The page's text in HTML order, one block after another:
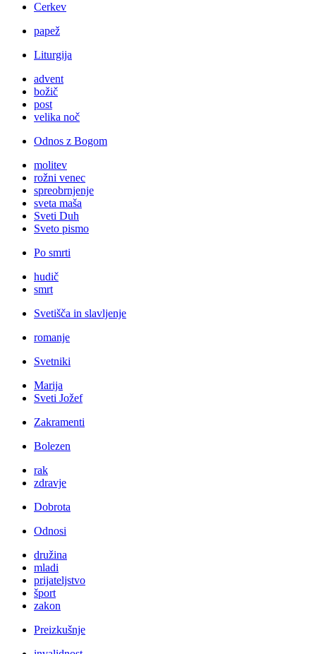
Cerkev
papež
Liturgija
advent
božič
post
velika noč
Odnos z Bogom
molitev
rožni venec
spreobrnjenje
sveta maša
Sveti Duh
Sveto pismo
Po smrti
hudič
smrt
Svetišča in slavljenje
romanje
Svetniki
Marija
Sveti Jožef
Zakramenti
Bolezen
rak
zdravje
Dobrota
Odnosi
družina
mladi
prijateljstvo
šport
zakon
Preizkušnje